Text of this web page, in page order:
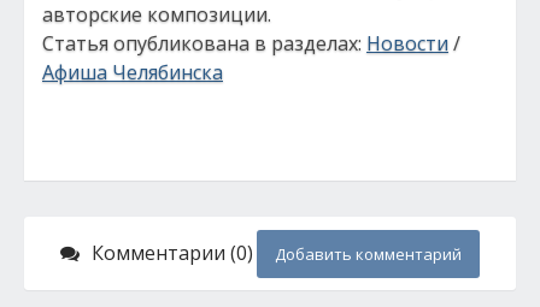
авторские композиции.
Статья опубликована в разделах: Новости/
Афиша Челябинска
Комментарии (0) Добавить комментарий